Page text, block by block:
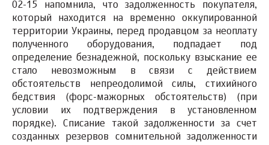
02-15 напомнила, что задолженность покупателя,
который находится на временно оккупированной
территории Украины, перед продавцом за неоплату
полученного оборудования, подпадает под
определение безнадежной, поскольку взыскание ее
стало невозможным в связи с действием
обстоятельств непреодолимой силы, стихийного
бедствия (форс-мажорных обстоятельств) (при
условии их подтверждения в установленном
порядке). Списание такой задолженности за счет
созданных резервов сомнительной задолженности